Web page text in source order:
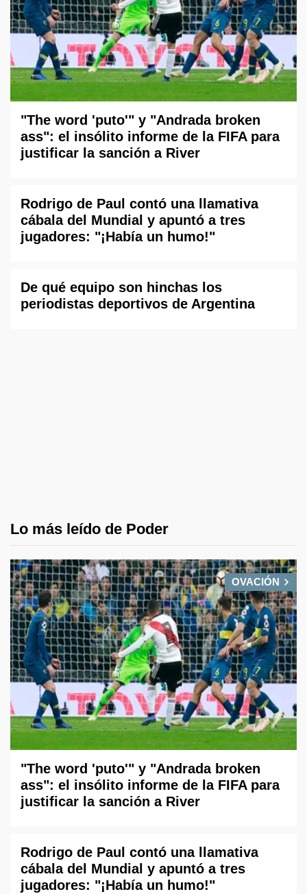
"The word 'puto'" y "Andrada broken
ass": el insólito informe de la FIFA para
justificar la sanción a River
Rodrigo de Paul contó una llamativa
cábala del Mundial y apuntó a tres
jugadores: "¡Había un humo!"
De qué equipo son hinchas los
periodistas deportivos de Argentina
Lo más leído de Poder
OVACIÓN
"The word 'puto'" y "Andrada broken
ass": el insólito informe de la FIFA para
justificar la sanción a River
Rodrigo de Paul contó una llamativa
cábala del Mundial y apuntó a tres
jugadores: "¡Había un humo!"